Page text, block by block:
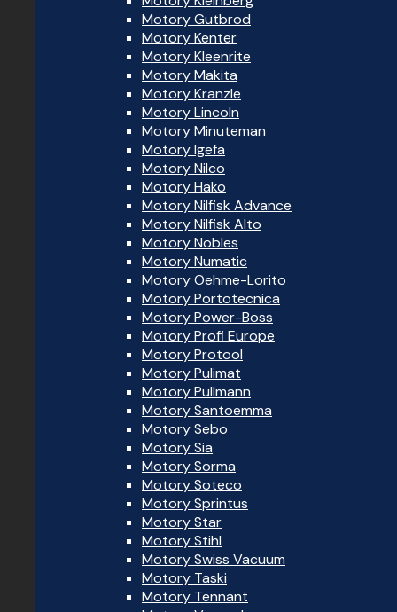
Motory Gutbrod
Motory Kenter
Motory Kleenrite
Motory Makita
Motory Kranzle
Motory Lincoln
Motory Minuteman
Motory Igefa
Motory Nilco
Motory Hako
Motory Nilfisk Advance
Motory Nilfisk Alto
Motory Nobles
Motory Numatic
Motory Oehme-Lorito
Motory Portotecnica
Motory Power-Boss
Motory Profi Europe
Motory Protool
Motory Pulimat
Motory Pullmann
Motory Santoemma
Motory Sebo
Motory Sia
Motory Sorma
Motory Soteco
Motory Sprintus
Motory Star
Motory Stihl
Motory Swiss Vacuum
Motory Taski
Motory Tennant